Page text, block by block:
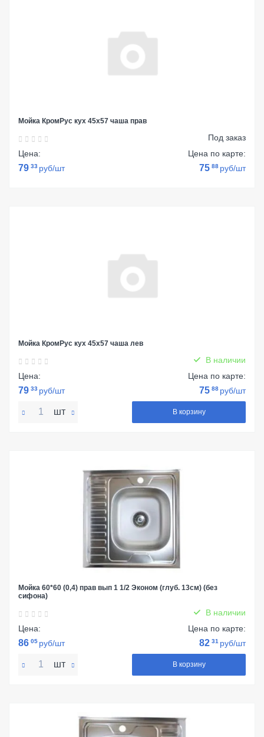
Мойка КромРус кух 45х57 чаша прав
Под заказ
Цена:
79 33 руб/шт
Цена по карте:
75 88 руб/шт
Мойка КромРус кух 45х57 чаша лев
В наличии
Цена:
79 33 руб/шт
Цена по карте:
75 88 руб/шт
шт В корзину
Мойка 60*60 (0,4) прав вып 1 1/2 Эконом (глуб. 13см) (без
сифона)
В наличии
Цена:
86 05 руб/шт
Цена по карте:
82 31 руб/шт
шт В корзину